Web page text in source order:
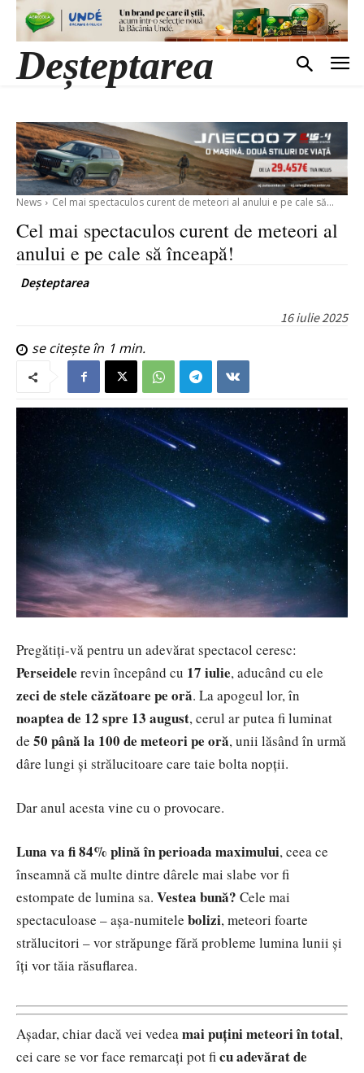
Deșteptarea
News Cel mai spectaculos curent de meteori al anului e pe cale să...
Cel mai spectaculos curent de meteori al
anului e pe cale să înceapă!
Deșteptarea
16 iulie 2025
se citește în 1 min.
Pregătiți-vă pentru un adevărat spectacol ceresc:
Perseidele revin începând cu 17 iulie, aducând cu ele
zeci de stele căzătoare pe oră. La apogeul lor, în
noaptea de 12 spre 13 august, cerul ar putea fi luminat
de 50 până la 100 de meteori pe oră, unii lăsând în urmă
dâre lungi și strălucitoare care taie bolta nopții.
Dar anul acesta vine cu o provocare.
Luna va fi 84% plină în perioada maximului, ceea ce
înseamnă că multe dintre dârele mai slabe vor fi
estompate de lumina sa. Vestea bună? Cele mai
spectaculoase – așa-numitele bolizi, meteori foarte
strălucitori – vor străpunge fără probleme lumina lunii și
îți vor tăia răsuflarea.
Așadar, chiar dacă vei vedeamai puțini meteori în total,
cei care se vor face remarcați pot ficu adevărat de